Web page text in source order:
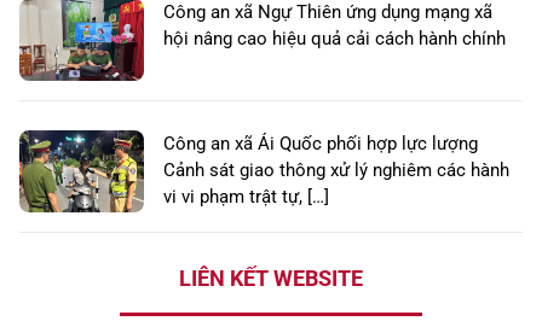
Công an xã Ngự Thiên ứng dụng mạng xã
hội nâng cao hiệu quả cải cách hành chính
Công an xã Ái Quốc phối hợp lực lượng
Cảnh sát giao thông xử lý nghiêm các hành
vi vi phạm trật tự, […]
LIÊN KẾT WEBSITE